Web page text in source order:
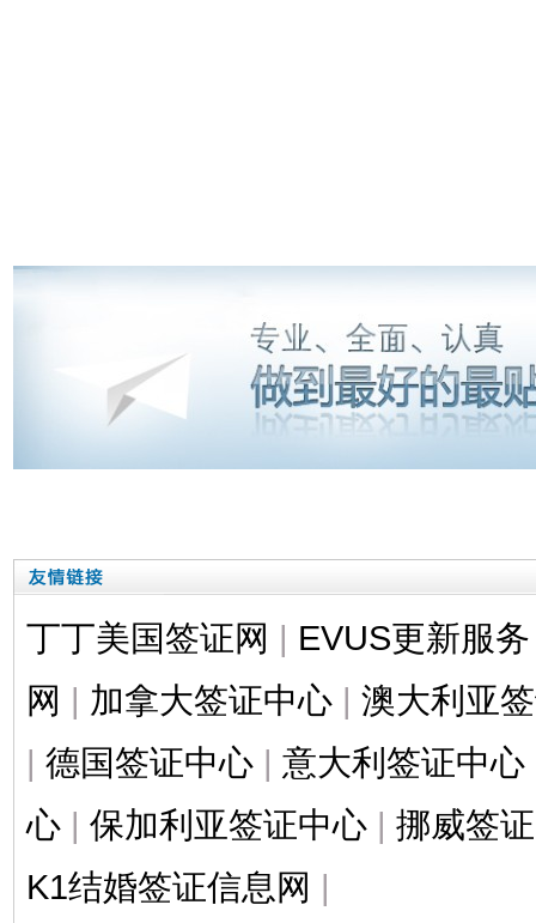
丁丁美国签证网 | EVUS更新服务
网 | 加拿大签证中心 | 澳大利亚
| 德国签证中心 | 意大利签证中心
心 | 保加利亚签证中心 | 挪威签
K1结婚签证信息网 |